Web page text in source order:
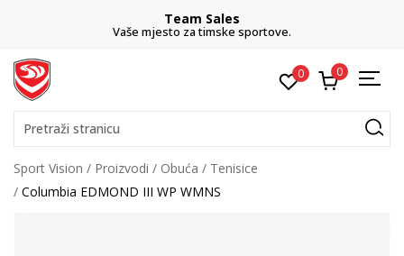
Team Sales
Vaše mjesto za timske sportove.
0 0
Pretraži stranicu
Sport Vision Proizvodi Obuća
Tenisice
Columbia EDMOND III WP WMNS